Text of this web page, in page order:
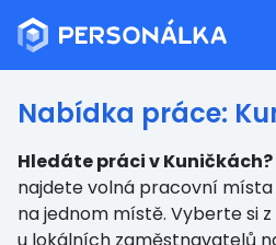
Nabídka práce:
Hledáte práci v Kuničkách?
najdete volná pracovní místa
na jednom místě. Vyberte si